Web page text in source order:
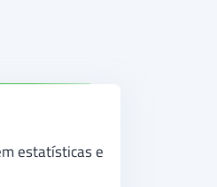
estatísticas e